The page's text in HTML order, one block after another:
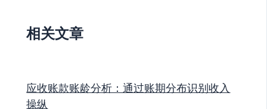
相关文章
应收账款账龄分析：通过账期分布识别收入
操纵